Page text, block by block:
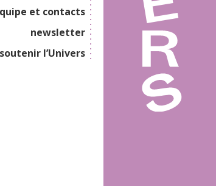
et contacts
newsletter
soutenir l’Univers